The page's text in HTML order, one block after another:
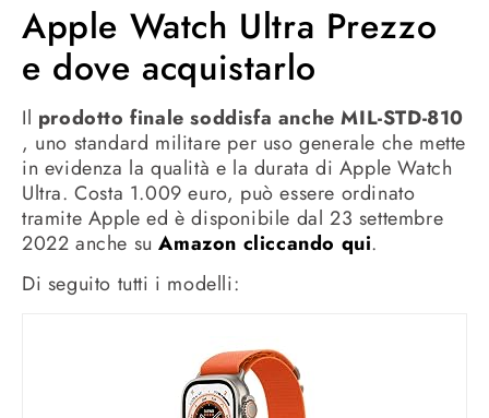
Apple Watch Ultra Prezzo
e dove acquistarlo
Il prodotto finale soddisfa anche MIL-STD-810
, uno standard militare per uso generale che mette
in evidenza la qualità e la durata di Apple Watch
Ultra. Costa 1.009 euro, può essere ordinato
tramite Apple ed è disponibile dal 23 settembre
2022 anche suAmazon cliccando qui.
Di seguito tutti i modelli: